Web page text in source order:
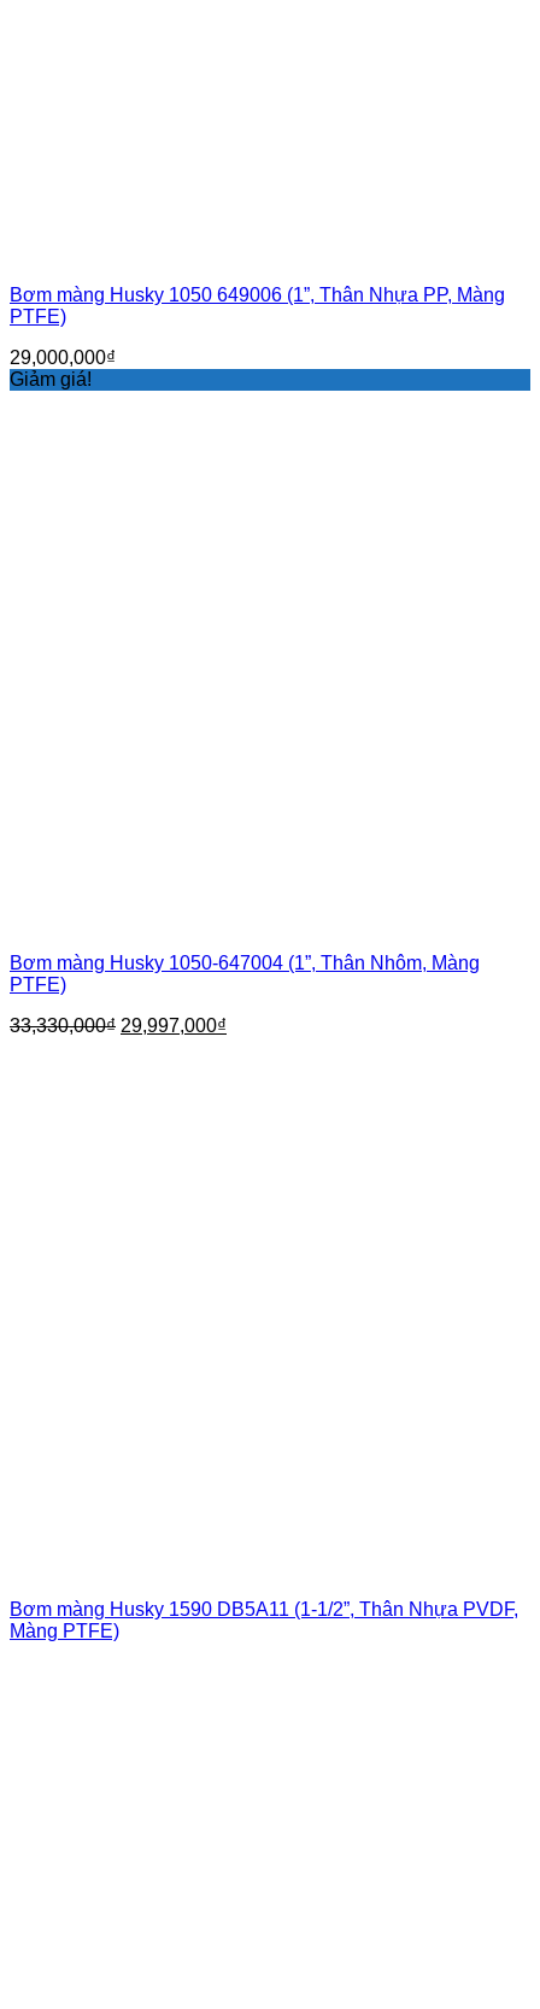
Bơm màng Husky 1050 649006 (1”, Thân Nhựa PP, Màng
PTFE)
29,000,000₫
Giảm giá!
Bơm màng Husky 1050-647004 (1”, Thân Nhôm, Màng
PTFE)
33,330,000₫ Giá
29,997,000₫
Bơm màng Husky 1590 DB5A11 (1-1/2”, Thân Nhựa PVDF,
Màng PTFE)